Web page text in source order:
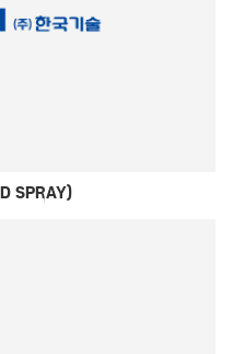
SPRAY)